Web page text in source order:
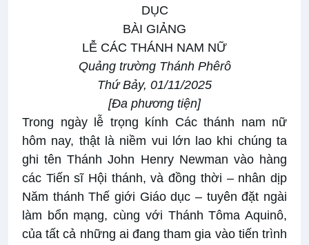
DỤC
BÀI GIẢNG
LỄ CÁC THÁNH NAM NỮ
Quảng trường Thánh Phêrô
Thứ Bảy, 01/11/2025
[Đa phương tiện]
Trong ngày lễ trọng kính Các thánh nam nữ
hôm nay, thật là niềm vui lớn lao khi chúng ta
ghi tênThánh John Henry Newman vào hàng
các Tiến sĩ Hội thánh, và đồng thời – nhân dịp
Năm thánh Thế giới Giáo dục – tuyên đặt ngài
làm bổn mạng, cùng với Thánh Tôma Aquinô,
của tất cả những ai đang tham gia vào tiến trình